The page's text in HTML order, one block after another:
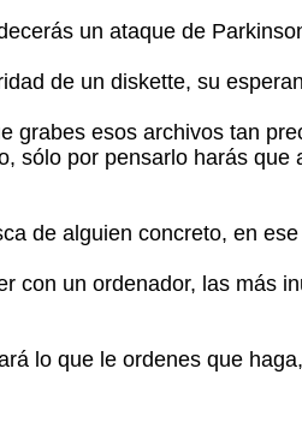
un ataque de
de un diskette, su
grabes esos archivos tan
sólo por pensarlo harás que
de alguien concreto, en
con un ordenador, las más
lo que le ordenes que